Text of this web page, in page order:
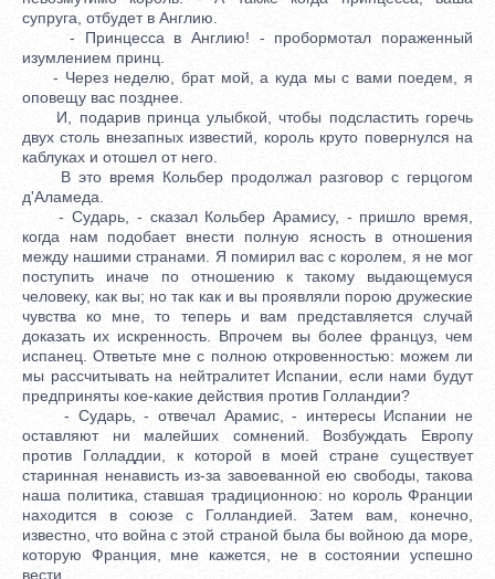
супруга, отбудет в Англию.
- Принцесса в Англию! - пробормотал пораженный
изумлением принц.
- Через неделю, брат мой, а куда мы с вами поедем, я
оповещу вас позднее.
И, подарив принца улыбкой, чтобы подсластить горечь
двух столь внезапных известий, король круто повернулся на
каблуках и отошел от него.
В это время Кольбер продолжал разговор с герцогом
д'Аламеда.
- Сударь, - сказал Кольбер Арамису, - пришло время,
когда нам подобает внести полную ясность в отношения
между нашими странами. Я помирил вас с королем, я не мог
поступить иначе по отношению к такому выдающемуся
человеку, как вы; но так как и вы проявляли порою дружеские
чувства ко мне, то теперь и вам представляется случай
доказать их искренность. Впрочем вы более француз, чем
испанец. Ответьте мне с полною откровенностью: можем ли
мы рассчитывать на нейтралитет Испании, если нами будут
предприняты кое-какие действия против Голландии?
- Сударь, - отвечал Арамис, - интересы Испании не
оставляют ни малейших сомнений. Возбуждать Европу
против Голладдии, к которой в моей стране существует
старинная ненависть из-за завоеванной ею свободы, такова
наша политика, ставшая традиционною: но король Франции
находится в союзе с Голландией. Затем вам, конечно,
известно, что война с этой страной была бы войною да море,
которую Франция, мне кажется, не в состоянии успешно
вести.